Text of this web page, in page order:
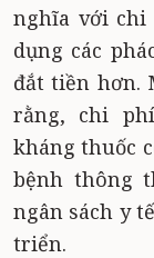
nghĩa với
dụng các
đắt tiền hơn.
rằng, chi
kháng thuốc
bệnh thông
ngân sách y
triển.